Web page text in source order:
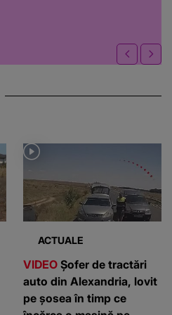
ACTUALE
VIDEO Șofer de tractări
auto din Alexandria, lovit
pe șosea în timp ce